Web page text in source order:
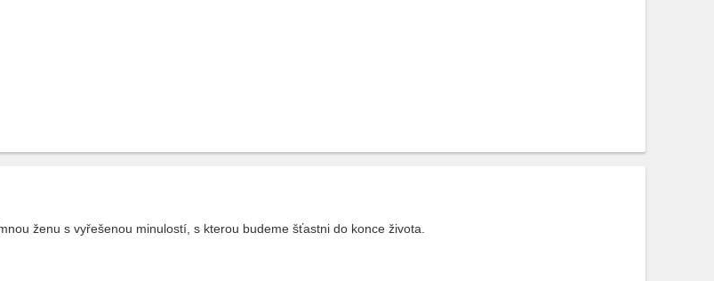
ženu s vyřešenou minulostí, s kterou budeme šťastni do konce života.